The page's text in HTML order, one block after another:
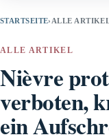
STARTSEITE› ALLE
ALLE ARTIKEL
Nièvre
verboten,
ein